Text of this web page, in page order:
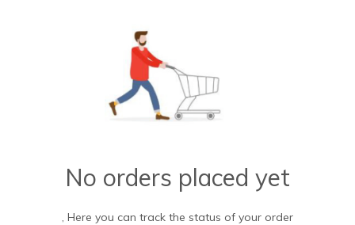
No orders placed yet
Here you can track the status of your order ,